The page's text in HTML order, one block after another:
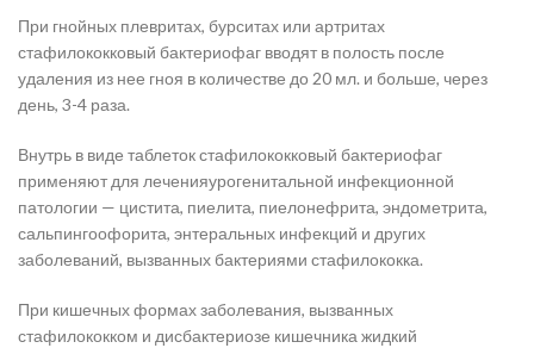
При гнойных плевритах, бурситах или артритах
стафилококковый бактериофаг вводят в полость после
удаления из нее гноя в количестве до 20 мл. и больше, через
день, 3-4 раза.
Внутрь в виде таблеток стафилококковый бактериофаг
применяют для леченияурогенитальной инфекционной
патологии — цистита, пиелита, пиелонефрита, эндометрита,
сальпингоофорита, энтеральных инфекций и других
заболеваний, вызванных бактериями стафилококка.
При кишечных формах заболевания, вызванных
стафилококком и дисбактериозе кишечника жидкий